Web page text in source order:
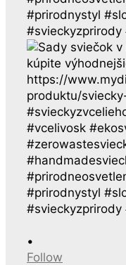
•
Follow